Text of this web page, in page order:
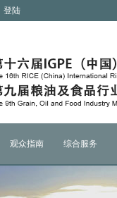
登陆
观众指南 综合服务